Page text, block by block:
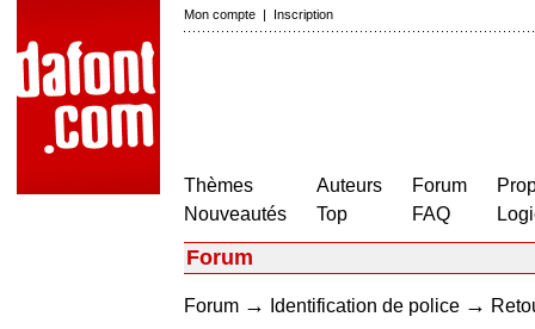
Mon compte | Inscription
Thèmes
Nouveautés
Auteurs
Top
Forum
FAQ
Forum
Forum → Identification de police →